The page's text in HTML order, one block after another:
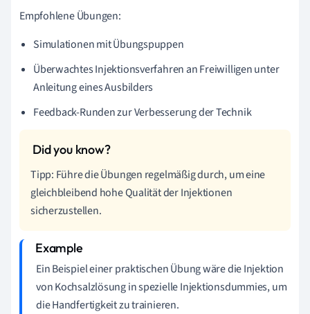
Empfohlene Übungen:
Simulationen mit Übungspuppen
Überwachtes Injektionsverfahren an Freiwilligen unter
Anleitung eines Ausbilders
Feedback-Runden zur Verbesserung der Technik
Tipp: Führe die Übungen regelmäßig durch, um eine
gleichbleibend hohe Qualität der Injektionen
sicherzustellen.
Ein Beispiel einer praktischen Übung wäre die Injektion
von Kochsalzlösung in spezielle Injektionsdummies, um
die Handfertigkeit zu trainieren.